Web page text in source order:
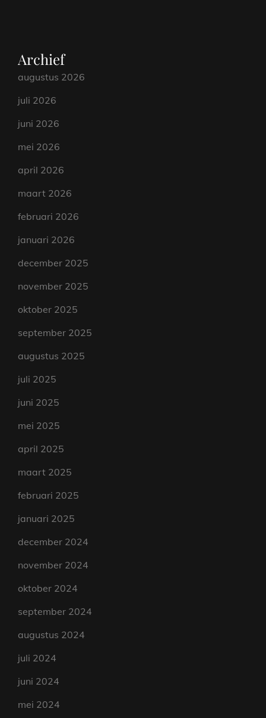
Archief
augustus 2026
juli 2026
juni 2026
mei 2026
april 2026
maart 2026
februari 2026
januari 2026
december 2025
november 2025
oktober 2025
september 2025
augustus 2025
juli 2025
juni 2025
mei 2025
april 2025
maart 2025
februari 2025
januari 2025
december 2024
november 2024
oktober 2024
september 2024
augustus 2024
juli 2024
juni 2024
mei 2024